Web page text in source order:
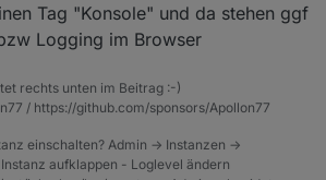
Tag "Konsole" und da stehen ggf
Logging im Browser
rechts unten im Beitrag :-)
/ https://github.com/sponsors/Apollon77
einschalten? Admin -> Instanzen ->
aufklappen - Loglevel ändern